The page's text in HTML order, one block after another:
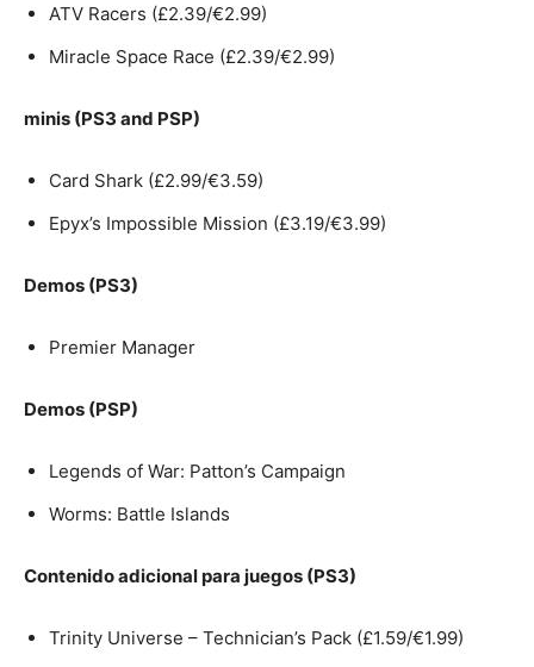
ATV Racers (£2.39/€2.99)
Miracle Space Race (£2.39/€2.99)
minis (PS3 and PSP)
Card Shark (£2.99/€3.59)
Epyx’s Impossible Mission (£3.19/€3.99)
Demos (PS3)
Premier Manager
Demos (PSP)
Legends of War: Patton’s Campaign
Worms: Battle Islands
Contenido adicional para juegos (PS3)
Trinity Universe – Technician’s Pack (£1.59/€1.99)